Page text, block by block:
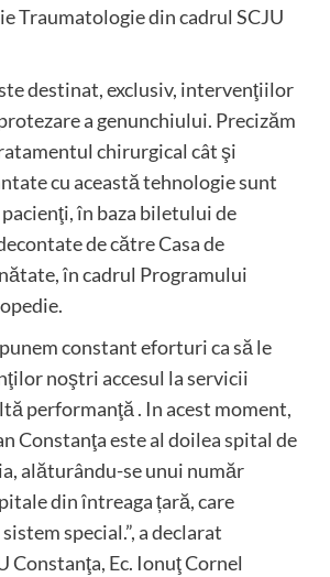
Traumatologie din cadrul SCJU
destinat, exclusiv, intervenţiilor
a genunchiului. Precizăm
chirurgical cât şi
cu această tehnologie sunt
în baza biletului de
de către Casa de
în cadrul Programului
constant eforturi ca să le
noştri accesul la servicii
performanţă . In acest moment,
Constanţa este al doilea spital de
alăturându-se unui număr
din întreaga țară, care
special.”, a declarat
Constanţa, Ec. Ionuţ Cornel